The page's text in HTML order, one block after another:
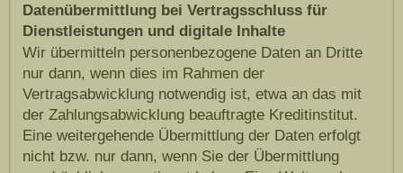
Datenübermittlung bei Vertragsschluss für
Dienstleistungen und digitale Inhalte
Wir übermitteln personenbezogene Daten an Dritte
nur dann, wenn dies im Rahmen der
Vertragsabwicklung notwendig ist, etwa an das mit
der Zahlungsabwicklung beauftragte Kreditinstitut.
Eine weitergehende Übermittlung der Daten erfolgt
nicht bzw. nur dann, wenn Sie der Übermittlung